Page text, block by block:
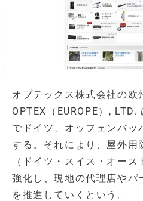
オプテックス株式会社の欧
OPTEX（EUROPE）,
でドイツ、オッフェンバッ
する。それにより、屋外用
（ドイツ・スイス・オー
強化し、現地の代理店やパ
を推進していくという。